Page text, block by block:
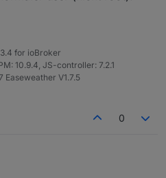
WLAN-Wetterstation
% Xferd  Average Speed
0    0     0      0      0
output to destination
for ioBroker
10.9.4, JS-controller: 7.2.1
Easeweather V1.7.5
0